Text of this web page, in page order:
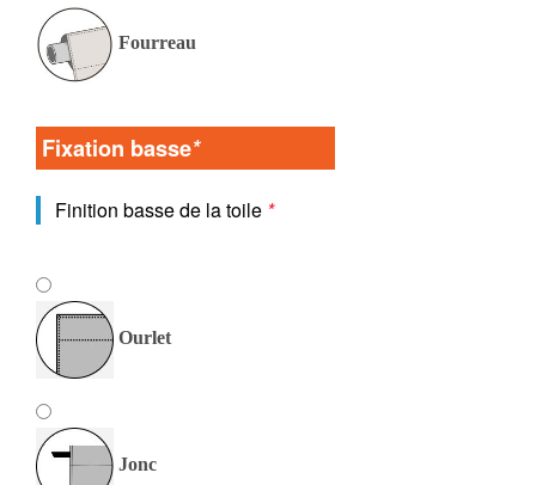
Fourreau
Fixation basse*
Finition basse de la toile *
Ourlet
Jonc